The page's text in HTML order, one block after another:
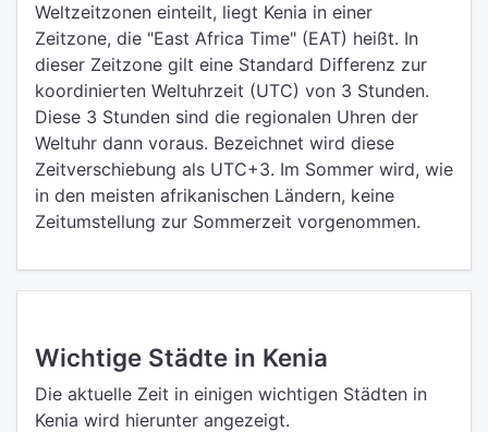
Weltzeitzonen einteilt, liegt Kenia in einer
Zeitzone, die "East Africa Time" (EAT) heißt. In
dieser Zeitzone gilt eine Standard Differenz zur
koordinierten Weltuhrzeit (UTC) von 3 Stunden.
Diese 3 Stunden sind die regionalen Uhren der
Weltuhr dann voraus. Bezeichnet wird diese
Zeitverschiebung als UTC+3. Im Sommer wird, wie
in den meisten afrikanischen Ländern, keine
Zeitumstellung zur Sommerzeit vorgenommen.
Wichtige Städte in Kenia
Die aktuelle Zeit in einigen wichtigen Städten in
Kenia wird hierunter angezeigt.